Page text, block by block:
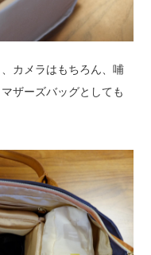
カメラはもちろん、哺
ザーズバッグとしても